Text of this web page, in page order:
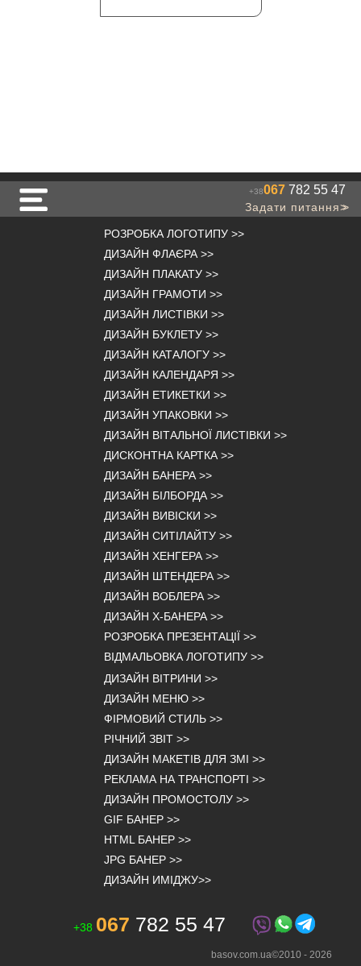
РОЗРОБКА ЛОГОТИПУ >>
ДИЗАЙН ФЛАЄРА >>
ДИЗАЙН ПЛАКАТУ >>
ДИЗАЙН ГРАМОТИ >>
ДИЗАЙН ЛИСТІВКИ >>
ДИЗАЙН БУКЛЕТУ >>
ДИЗАЙН КАТАЛОГУ >>
ДИЗАЙН КАЛЕНДАРЯ >>
ДИЗАЙН ЕТИКЕТКИ >>
ДИЗАЙН УПАКОВКИ >>
ДИЗАЙН ВІТАЛЬНОЇ ЛИСТІВКИ >>
ДИСКОНТНА КАРТКА >>
ДИЗАЙН БАНЕРА >>
ДИЗАЙН БІЛБОРДА >>
ДИЗАЙН ВИВІСКИ >>
ДИЗАЙН СИТІЛАЙТУ >>
ДИЗАЙН ХЕНГЕРА >>
ДИЗАЙН ШТЕНДЕРА >>
ДИЗАЙН ВОБЛЕРА >>
ДИЗАЙН Х-БАНЕРА >>
РОЗРОБКА ПРЕЗЕНТАЦІЇ >>
ВІДМАЛЬОВКА ЛОГОТИПУ >>
ДИЗАЙН ВІТРИНИ >>
ДИЗАЙН МЕНЮ >>
ФІРМОВИЙ СТИЛЬ >>
РІЧНИЙ ЗВІТ >>
ДИЗАЙН МАКЕТІВ ДЛЯ ЗМІ >>
РЕКЛАМА НА ТРАНСПОРТІ >>
ДИЗАЙН ПРОМОСТОЛУ >>
GIF БАНЕР >>
HTML БАНЕР >>
JPG БАНЕР >>
ДИЗАЙН ИМІДЖУ>>
+38 067 782 55 47
basov.com.ua©2010 - 2026
+38067 782 55 47
Задати питання>>